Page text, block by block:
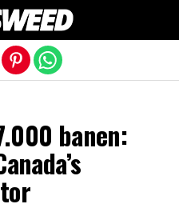
banen:
afsluiten